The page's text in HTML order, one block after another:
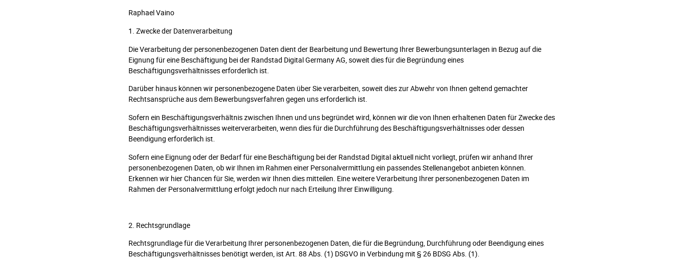
Raphael Vaino
1. Zwecke der Datenverarbeitung
Die Verarbeitung der personenbezogenen Daten dient der Bearbeitung und Bewertung Ihrer Bewerbungsunterlagen in Bezug auf die
Eignung für eine Beschäftigung bei der Randstad Digital Germany AG, soweit dies für die Begründung eines
Beschäftigungsverhältnisses erforderlich ist.
Darüber hinaus können wir personenbezogene Daten über Sie verarbeiten, soweit dies zur Abwehr von Ihnen geltend gemachter
Rechtsansprüche aus dem Bewerbungsverfahren gegen uns erforderlich ist.
Sofern ein Beschäftigungsverhältnis zwischen Ihnen und uns begründet wird, können wir die von Ihnen erhaltenen Daten für Zwecke des
Beschäftigungsverhältnisses weiterverarbeiten, wenn dies für die Durchführung des Beschäftigungsverhältnisses oder dessen
Beendigung erforderlich ist.
Sofern eine Eignung oder der Bedarf für eine Beschäftigung bei der Randstad Digital aktuell nicht vorliegt, prüfen wir anhand Ihrer
personenbezogenen Daten, ob wir Ihnen im Rahmen einer Personalvermittlung ein passendes Stellenangebot anbieten können.
Erkennen wir hier Chancen für Sie, werden wir Ihnen dies mitteilen. Eine weitere Verarbeitung Ihrer personenbezogenen Daten im
Rahmen der Personalvermittlung erfolgt jedoch nur nach Erteilung Ihrer Einwilligung.
2. Rechtsgrundlage
Rechtsgrundlage für die Verarbeitung Ihrer personenbezogenen Daten, die für die Begründung, Durchführung oder Beendigung eines
Beschäftigungsverhältnisses benötigt werden, ist Art. 88 Abs. (1) DSGVO in Verbindung mit § 26 BDSG Abs. (1).